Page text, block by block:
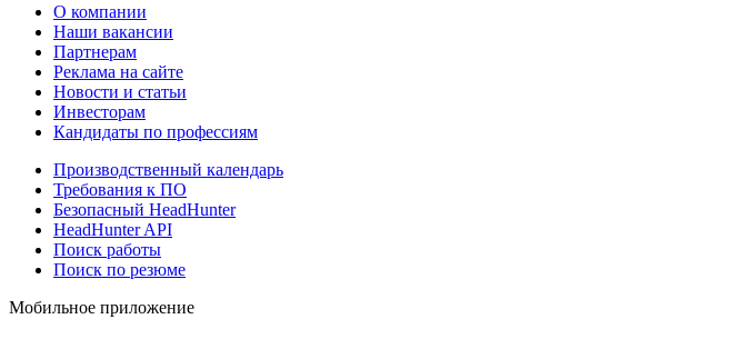
О компании
Наши вакансии
Партнерам
Реклама на сайте
Новости и статьи
Инвесторам
Кандидаты по профессиям
Производственный календарь
Требования к ПО
Безопасный HeadHunter
HeadHunter API
Поиск работы
Поиск по резюме
Мобильное приложение